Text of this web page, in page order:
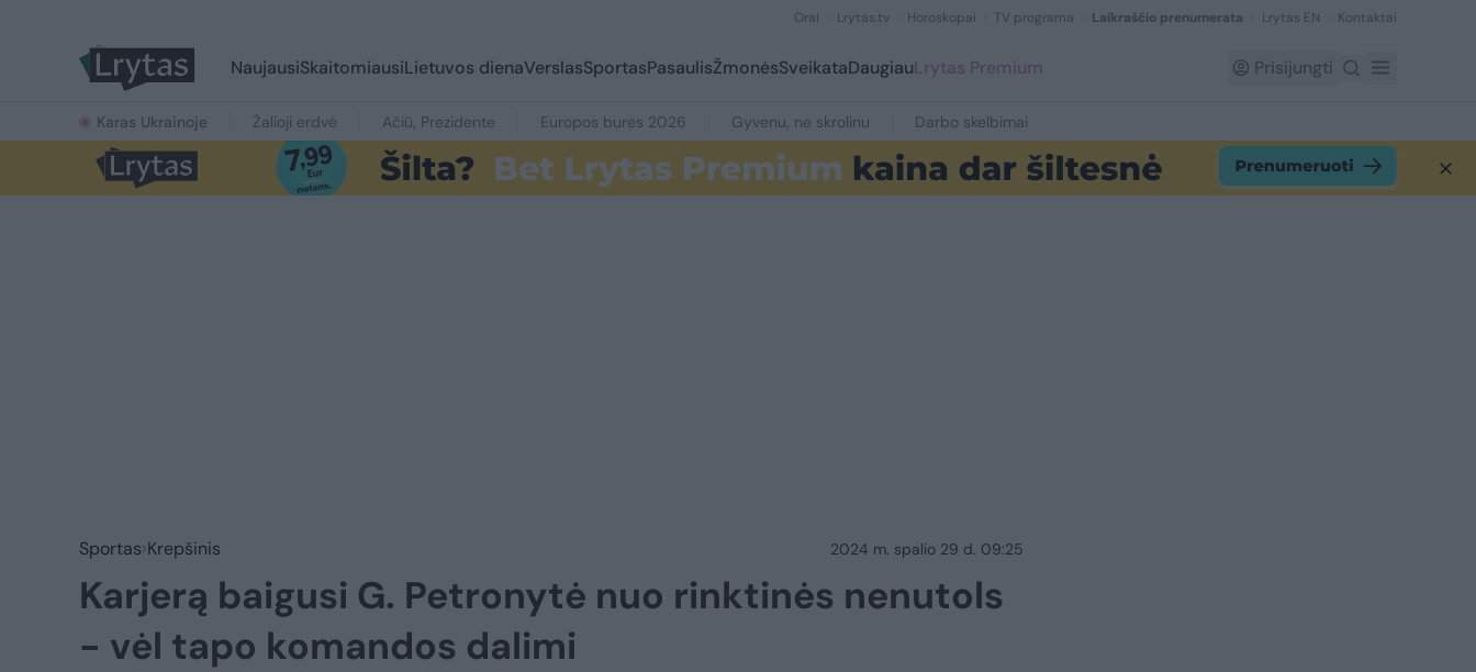
Orai Lrytas.tv Horoskopai TV programa Laikraščio prenumerata Lrytas EN Kontaktai
NaujausiSkaitomiausiLietuvos dienaVerslasSportasPasaulisŽmonėsSveikataDaugiauLrytas Premium Prisijungti
Karas Ukrainoje Žalioji erdvė Ačiū, Prezidente Europos burės 2026 Gyvenu, ne skrolinu Darbo skelbimai
Sportas Krepšinis 2024 m. spalio 29 d. 09:25
Karjerą baigusi G. Petronytė nuo rinktinės nenutols
- vėl tapo komandos dalimi